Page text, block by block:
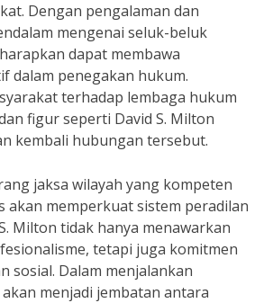
Dengan pengalaman dan
mengenai seluk-beluk
dapat membawa
dalam penegakan hukum.
terhadap lembaga hukum
figur seperti David S. Milton
kembali hubungan tersebut.
jaksa wilayah yang kompeten
akan memperkuat sistem peradilan
Milton tidak hanya menawarkan
tetapi juga komitmen
sosial. Dalam menjalankan
menjadi jembatan antara